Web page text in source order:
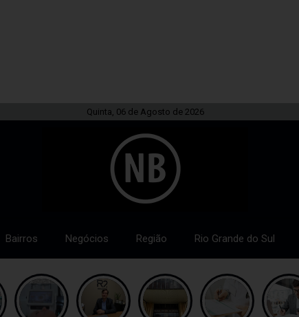
Quinta, 06 de Agosto de 2026
Bairros Negócios Região Rio Grande do Sul